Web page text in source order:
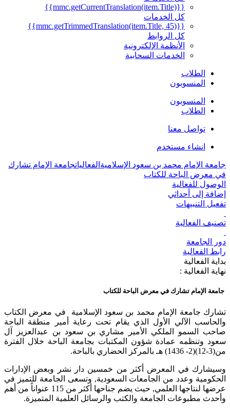
{{mmc.getCurrentTranslation(item.Title)}}
كل الخدمات
{{mmc.getTrimmedTranslation(item.Title, 45)}}
كل الروابط
الأنظمة الإلكترونية
الخدمات السحابية
الطلاب
المنسوبون
المنسوبون
الطلاب
تواصل معنا
انشاء مستخدم
جامعة الإمام محمد بن سعود الإسلامية الفعالياتجامعة الإمام تشارك
في معرض الباحة للكتاب
الوصول للفعالية
إضافة إلى أحداثي
تفعيل التنبيهات
تصنيف الفعالية
دور الجامعة
رابط الفعالية
بداية الفعالية
نهاية الفعالية :
جامعة الإمام تشارك في معرض الباحة للكتاب
تشارك جامعة الإمام محمد بن سعود الإسلامية في معرض الكتاب
والحاسب الآلي الأول الذي يقام تحت رعاية أمير منطقة الباحة
صاحب السمو الملكي الأمير مشاري بن سعود بن عبدالعزيز آل
سعود وتنظمه عمادة شؤون المكتبات بجامعة الباحة خلال الفترة
من(3-12)(2- 1436) هـ بالمركز الحضاري بالباحة.
وسيشارك في المعرض أكثر من خمسين دار نشر وبعض الإدارات
الحكومية وعدد من الجامعات السعودية, وتسعى الجامعة للتميز في
عرضها لنتاجها العلمي, حيث يضم جناحها أكثر من 115 عنواناً من أهم
وأحدث مطبوعات الجامعة والكتب والرسائل العلمية المتميزة.